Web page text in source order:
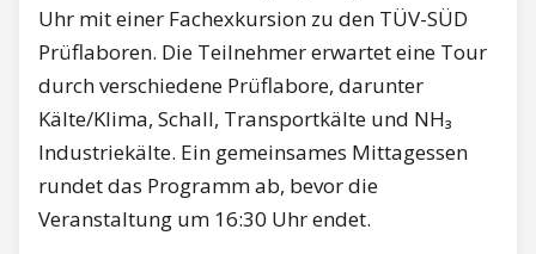
Uhr mit einer Fachexkursion zu den TÜV-SÜD
Prüflaboren. Die Teilnehmer erwartet eine Tour
durch verschiedene Prüflabore, darunter
Kälte/Klima, Schall, Transportkälte und NH₃
Industriekälte. Ein gemeinsames Mittagessen
rundet das Programm ab, bevor die
Veranstaltung um 16:30 Uhr endet.